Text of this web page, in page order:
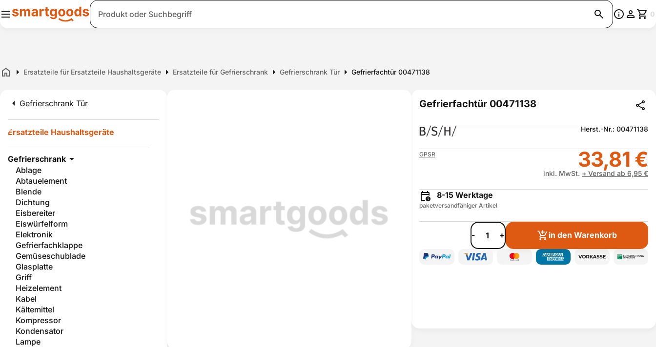
Suche 0
Home Ersatzteile für Ersatzteile Haushaltsgeräte Ersatzteile für Gefrierschrank Gefrierschrank Tür Gefrierfachtür 00471138
Gefrierschrank Tür
Ersatzteile Haushaltsgeräte
Gefrierschrank
Ablage
Abtauelement
Blende
Dichtung
Eisbereiter
Eiswürfelform
Elektronik
Gefrierfachklappe
Gemüseschublade
Glasplatte
Griff
Heizelement
Kabel
Kältemittel
Kompressor
Kondensator
Lampe
Gefrierfachtür 00471138
Herst.-Nr.: 00471138
GPSR 33,81 €
inkl. MwSt. + Versand ab 6,95 €
8-15 Werktage
paketversandfähiger Artikel
- + in den Warenkorb